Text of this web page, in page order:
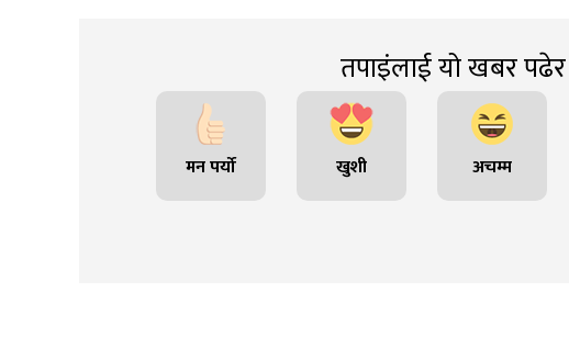
तपाइंलाई यो खबर पढेर
मन पर्यो खुशी अचम्म